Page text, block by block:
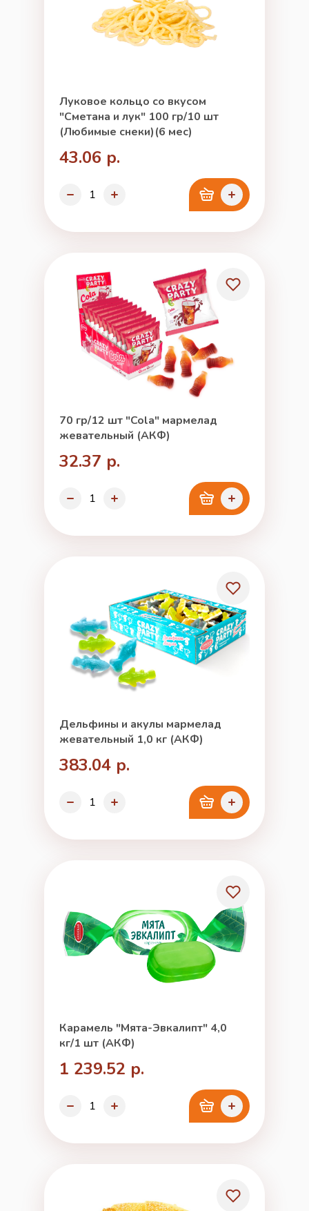
Луковое кольцо со вкусом
"Сметана и лук" 100 гр/10 шт
(Любимые снеки)(6 мес)
43.06 р.
70 гр/12 шт "Cola" мармелад
жевательный (АКФ)
32.37 р.
Дельфины и акулы мармелад
жевательный 1,0 кг (АКФ)
383.04 р.
Карамель "Мята-Эвкалипт" 4,0
кг/1 шт (АКФ)
1 239.52 р.